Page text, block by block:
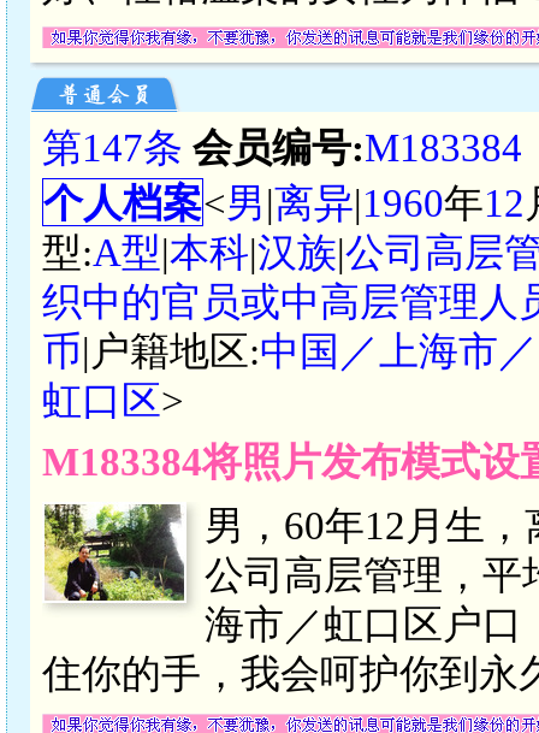
第147条 会员编号:M183384
个人档案<男|离异|1960年12
型:A型|本科|汉族|公司高层
织中的官员或中高层管理人
币|户籍地区:中国／上海市
虹口区>
M183384将照片发布模式
男，60年12月生
公司高层管理，平
海市／虹口区户口
住你的手，我会呵护你到永